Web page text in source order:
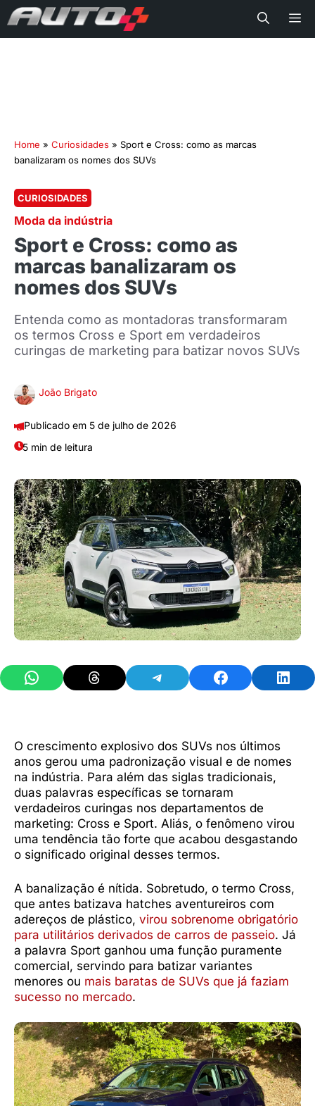
Home » Curiosidades » Sport e Cross: como as marcas
banalizaram os nomes dos SUVs
CURIOSIDADES
Moda da indústria
Sport e Cross: como as
marcas banalizaram os
nomes dos SUVs
Entenda como as montadoras transformaram
os termos Cross e Sport em verdadeiros
curingas de marketing para batizar novos SUVs
João Brigato
5 de julho de 2026
5 min de leitura
Share on WhatsAppShare on ThreadsShare on TelegramShare on Facebook
O crescimento explosivo dos SUVs nos últimos
anos gerou uma padronização visual e de nomes
na indústria. Para além das siglas tradicionais,
duas palavras específicas se tornaram
verdadeiros curingas nos departamentos de
marketing: Cross e Sport. Aliás, o fenômeno virou
uma tendência tão forte que acabou desgastando
o significado original desses termos.
A banalização é nítida. Sobretudo, o termo Cross,
que antes batizava hatches aventureiros com
adereços de plástico, virou sobrenome obrigatório
para utilitários derivados de carros de passeio. Já
a palavra Sport ganhou uma função puramente
comercial, servindo para batizar variantes
menores ou mais baratas de SUVs que já faziam
sucesso no mercado.